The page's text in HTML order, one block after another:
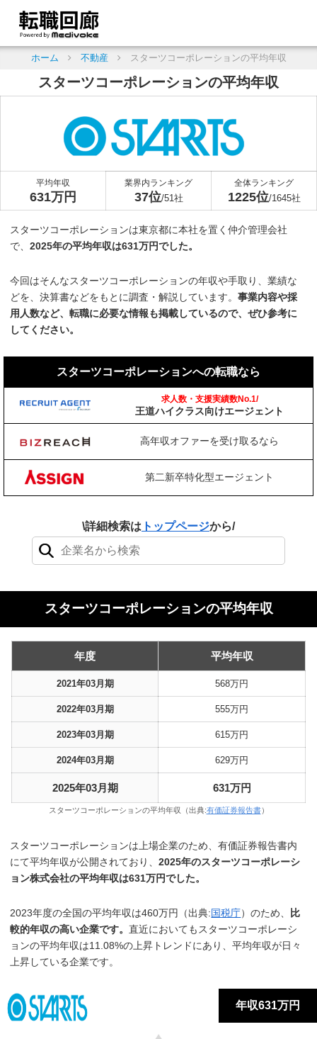
ホーム 不動産 スターツコーポレーションの平均年収
スターツコーポレーションの平均年収
平均年収
631万円
業界内ランキング
37位/51社
全体ランキング
1225位/1645社
スターツコーポレーションは東京都に本社を置く仲介管理会社
で、2025年の平均年収は631万円でした。
今回はそんなスターツコーポレーションの年収や手取り、業績な
どを、決算書などをもとに調査・解説しています。事業内容や採
用人数など、転職に必要な情報も掲載しているので、ぜひ参考に
してください。
スターツコーポレーションへの転職なら
求人数・支援実績数No.1/
王道ハイクラス向けエージェント
高年収オファーを受け取るなら
第二新卒特化型エージェント
\詳細検索は トップページから/
スターツコーポレーションの平均年収
年度 平均年収
2021年03月期 568万円
2022年03月期 555万円
2023年03月期 615万円
2024年03月期 629万円
2025年03月期 631万円
スターツコーポレーションの平均年収（出典:有価証券報告書）
スターツコーポレーションは上場企業のため、有価証券報告書内
にて平均年収が公開されており、2025年のスターツコーポレーシ
ョン株式会社の平均年収は631万円でした。
2023年度の全国の平均年収は460万円（出典:国税庁）のため、
比
較的年収の高い企業です。直近においてもスターツコーポレーシ
ョンの平均年収は11.08%の上昇トレンドにあり、平均年収が日々
上昇している企業です。
年収631万円